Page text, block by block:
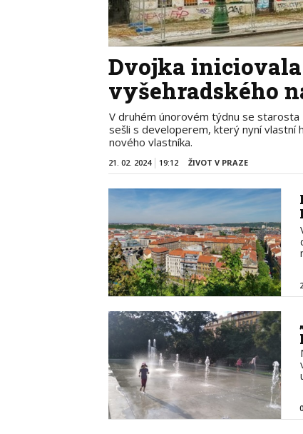
Dvojka
vyšehradského
V druhém únorovém týdnu se starosta
sešli s developerem, který nyní vlastní
nového vlastníka.
21. 02. 2024 19:12 ŽIVOT V PRAZE